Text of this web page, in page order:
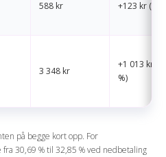
588 kr +123 kr
3 348 kr
+1 013 kr
%)
på begge kort opp. For
30,69 % til 32,85 % ved nedbetaling